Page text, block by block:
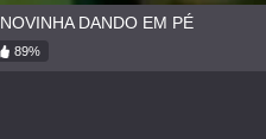
NOVINHA DANDO EM PÉ
89%